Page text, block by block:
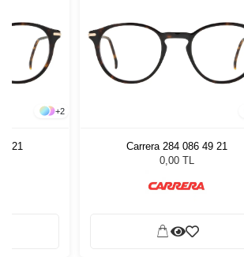
+2
21
Carrera 284 086 49 21
0,00 TL